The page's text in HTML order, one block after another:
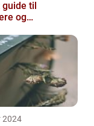
guide til
og
2024